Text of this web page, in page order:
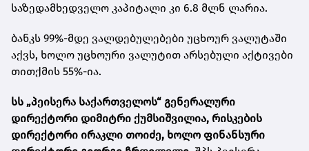
საზედამხედველო კაპიტალი კი 6.8 მლნ ლარია.
ბანკს 99%-მდე ვალდებულებები უცხოურ ვალუტაში
აქვს, ხოლო უცხოური ვალუტით არსებული აქტივები
თითქმის 55%-ია.
სს „პეისერა საქართველოს“ გენერალური
დირექტორი დიმიტრი ქუმსიშვილია, რისკების
დირექტორი ირაკლი თოიძე, ხოლო ფინანსური